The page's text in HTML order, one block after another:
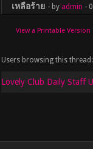
เหลือร้าย - by admin -
View a Printable Version
Users browsing this
Lovely Club Daily Staff